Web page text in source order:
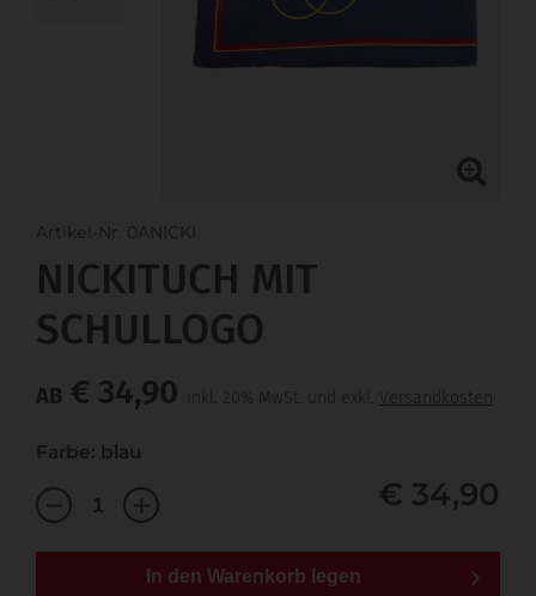
Artikel-Nr. 0ANICKI
NICKITUCH MIT
SCHULLOGO
AB € 34,90 inkl. 20% MwSt. und exkl. Versandkosten
Farbe: blau
€ 34,90
In den Warenkorb legen